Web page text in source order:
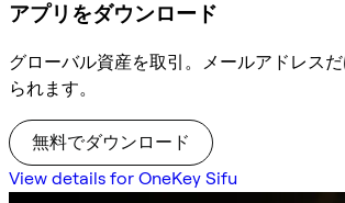
アプリをダウンロード
グローバル資産を取引。メールアドレス
られます。
無料でダウンロード
View details for OneKey Sifu